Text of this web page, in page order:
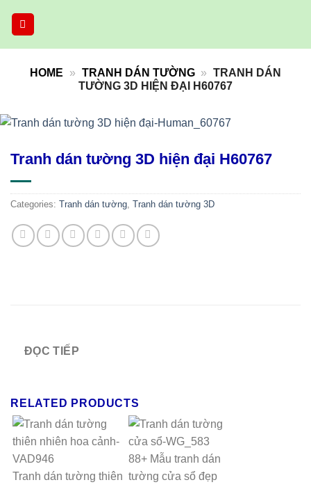
HOME » TRANH DÁN TƯỜNG » TRANH DÁN
TƯỜNG 3D HIỆN ĐẠI H60767
Tranh dán tường 3D hiện đại H60767
Categories: Tranh dán tường, Tranh dán tường 3D
ĐỌC TIẾP
RELATED PRODUCTS
Tranh dán tường thiên
88+ Mẫu tranh dán
tường cửa sổ đẹp